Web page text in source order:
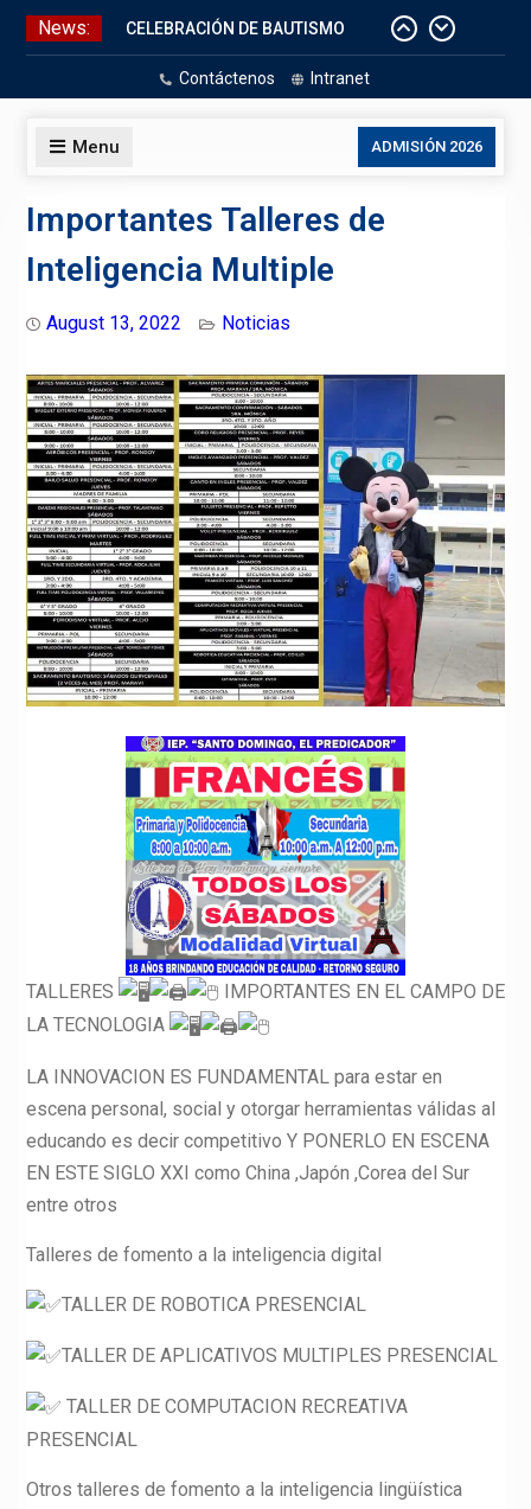
Skip
News:
CELEBRACIÓN DE BAUTISMO
Pizarras Inteligentes
Laboratorios de Cómputo
Contáctenos Intranet
Menu ADMISIÓN 2026
Importantes Talleres de
Inteligencia Multiple
August 13, 2022 Noticias
TALLERES
IMPORTANTES EN EL CAMPO DE
LA TECNOLOGIA
LA INNOVACION ES FUNDAMENTAL para estar en
escena personal, social y otorgar herramientas válidas al
educando es decir competitivo Y PONERLO EN ESCENA
EN ESTE SIGLO XXI como China ,Japón ,Corea del Sur
entre otros
Talleres de fomento a la inteligencia digital
TALLER DE ROBOTICA PRESENCIAL
TALLER DE APLICATIVOS MULTIPLES PRESENCIAL
TALLER DE COMPUTACION RECREATIVA
PRESENCIAL
Otros talleres de fomento a la inteligencia lingüística